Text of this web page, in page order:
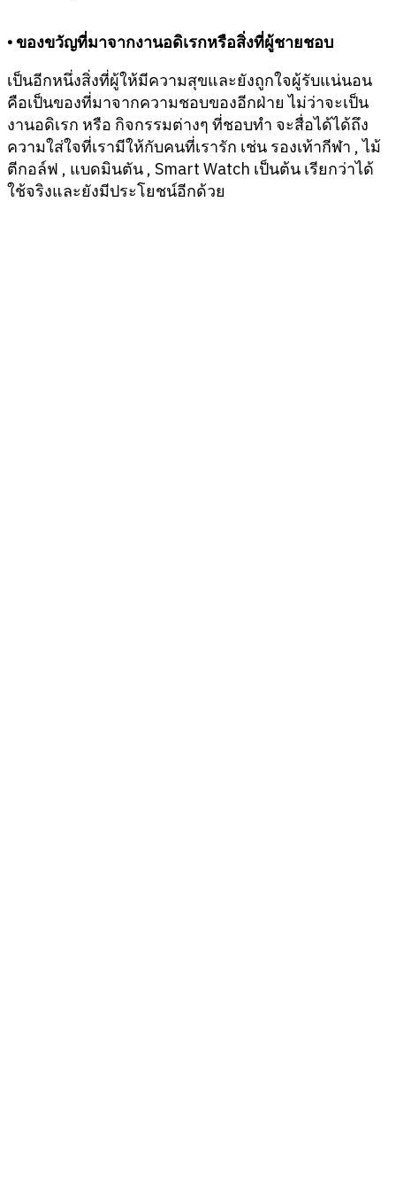
• ของขวัญที่มาจากงานอดิเรกหรือสิ่งที่ผู้ชายชอบ
เป็นอีกหนึ่งสิ่งที่ผู้ให้มีความสุขและยังถูกใจผู้รับแน่นอน
คือเป็นของที่มาจากความชอบของอีกฝ่าย ไม่ว่าจะเป็น
งานอดิเรก หรือ กิจกรรมต่างๆ ที่ชอบทำ จะสื่อได้ได้ถึง
ความใส่ใจที่เรามีให้กับคนที่เรารัก เช่น รองเท้ากีฬา , ไม้
ตีกอล์ฟ , แบดมินตัน , Smart Watch เป็นต้น เรียกว่าได้
ใช้จริงและยังมีประโยชน์อีกด้วย